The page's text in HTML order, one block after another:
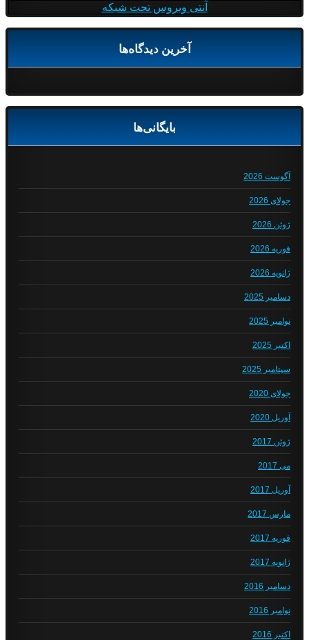
آنتی ویروس تحت شبکه
آخرین دیدگاه‌ها
بایگانی‌ها
آگوست 2026
جولای 2026
ژوئن 2026
فوریه 2026
ژانویه 2026
دسامبر 2025
نوامبر 2025
اکتبر 2025
سپتامبر 2025
جولای 2020
آوریل 2020
ژوئن 2017
می 2017
آوریل 2017
مارس 2017
فوریه 2017
ژانویه 2017
دسامبر 2016
نوامبر 2016
اکتبر 2016